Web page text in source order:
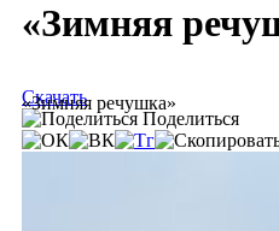
«Зимняя
«Зимняя речушка»
Скачать
Поделиться